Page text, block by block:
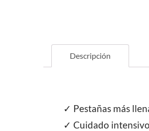
Descripción
✓ Pestañas más
✓ Cuidado